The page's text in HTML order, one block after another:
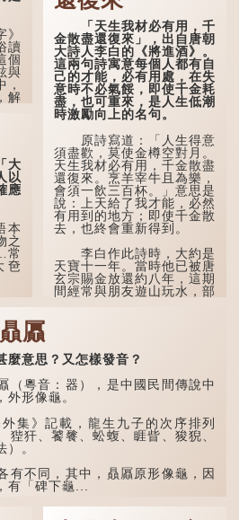
，
感到悲傷；後來引申為比喻
人執迷不悟，不到徹底失
敗，便不肯罷休。
許多人對這上半句耳熟
能詳，但它其實還有下半句
——「不到黃河心不死」...
讀
個
與
，
解
大
以
應
本
之
常
夿
錢
萬
筆
讀
此
巴
本
「天生我材必有用，千
金散盡還復來」，出自唐朝
大詩人李白的《將進酒》。
這兩句詩寓意每個人都有自
己的才能，必有用處，在失
意時不必氣餒，即使千金耗
盡，也可重來，是人生低潮
時激勵向上的名句。
原詩寫道：「人生得意
須盡歡，莫使金樽空對月。
天生我材必有用，千金散盡
還復來。烹羊宰牛且為樂，
會須一飲三百杯。」意思是
說：上天給了我才能，必然
有用到的地方；即使千金散
去，也終會重新得到。
李白作此詩時，大約是
天寶十一年。當時他已被唐
玄宗賜金放還約八年，這期
間經常與朋友遊山玩水，部
屭
意思？又怎樣發音？
粵音：器），是中國民間傳說中
，外形像龜。
》記載，龍生九子的次序排列
狴犴、饕餮、蚣蝮、睚眥、狻猊、
。
不同，其中，贔屭原形像龜，因
有「碑下龜...